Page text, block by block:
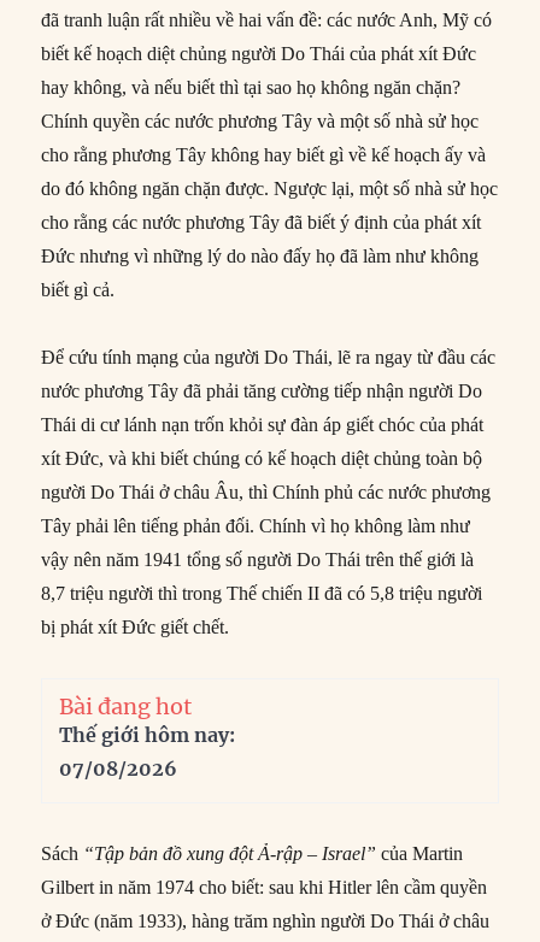
đã tranh luận rất nhiều về hai vấn đề: các nước Anh, Mỹ có
biết kế hoạch diệt chủng người Do Thái của phát xít Đức
hay không, và nếu biết thì tại sao họ không ngăn chặn?
Chính quyền các nước phương Tây và một số nhà sử học
cho rằng phương Tây không hay biết gì về kế hoạch ấy và
do đó không ngăn chặn được. Ngược lại, một số nhà sử học
cho rằng các nước phương Tây đã biết ý định của phát xít
Đức nhưng vì những lý do nào đấy họ đã làm như không
biết gì cả.
Để cứu tính mạng của người Do Thái, lẽ ra ngay từ đầu các
nước phương Tây đã phải tăng cường tiếp nhận người Do
Thái di cư lánh nạn trốn khỏi sự đàn áp giết chóc của phát
xít Đức, và khi biết chúng có kế hoạch diệt chủng toàn bộ
người Do Thái ở châu Âu, thì Chính phủ các nước phương
Tây phải lên tiếng phản đối. Chính vì họ không làm như
vậy nên năm 1941 tổng số người Do Thái trên thế giới là
8,7 triệu người thì trong Thế chiến II đã có 5,8 triệu người
bị phát xít Đức giết chết.
Bài đang hot
Thế giới hôm nay:
07/08/2026
Sách “Tập bản đồ xung đột Ả-rập – Israel” của Martin
Gilbert in năm 1974 cho biết: sau khi Hitler lên cầm quyền
ở Đức (năm 1933), hàng trăm nghìn người Do Thái ở châu